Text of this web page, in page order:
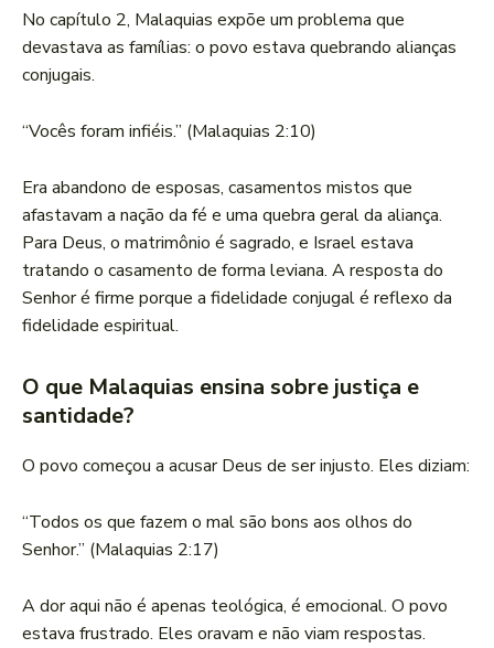
No capítulo 2, Malaquias expõe um problema que
devastava as famílias: o povo estava quebrando alianças
conjugais.
“Vocês foram infiéis.” (Malaquias 2:10)
Era abandono de esposas, casamentos mistos que
afastavam a nação da fé e uma quebra geral da aliança.
Para Deus, o matrimônio é sagrado, e Israel estava
tratando o casamento de forma leviana. A resposta do
Senhor é firme porque a fidelidade conjugal é reflexo da
fidelidade espiritual.
O que Malaquias ensina sobre justiça e
santidade?
O povo começou a acusar Deus de ser injusto. Eles diziam:
“Todos os que fazem o mal são bons aos olhos do
Senhor.” (Malaquias 2:17)
A dor aqui não é apenas teológica, é emocional. O povo
estava frustrado. Eles oravam e não viam respostas.